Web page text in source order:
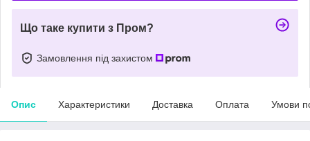
Що таке купити з Пром?
Замовлення під захистом
Опис Характеристики Доставка Оплата Умови